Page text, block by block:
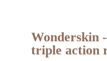
Wonderskin
triple action